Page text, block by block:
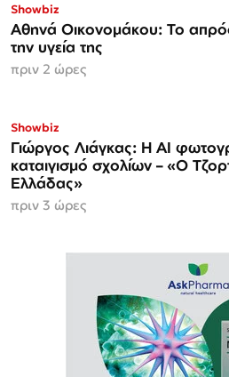
Showbiz
Αθηνά Οικονομάκου: Το
την υγεία της
πριν 2 ώρες
Showbiz
Γιώργος Λιάγκας: Η AI
καταιγισμό σχολίων – «Ο
Ελλάδας»
πριν 3 ώρες